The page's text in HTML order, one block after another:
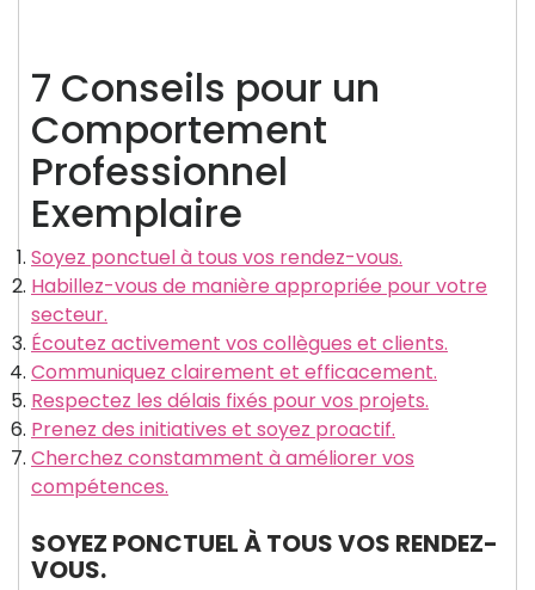
7 Conseils pour un
Comportement
Professionnel
Exemplaire
Soyez ponctuel à tous vos rendez-vous.
Habillez-vous de manière appropriée pour votre
secteur.
Écoutez activement vos collègues et clients.
Communiquez clairement et efficacement.
Respectez les délais fixés pour vos projets.
Prenez des initiatives et soyez proactif.
Cherchez constamment à améliorer vos
compétences.
SOYEZ PONCTUEL À TOUS VOS RENDEZ-
VOUS.